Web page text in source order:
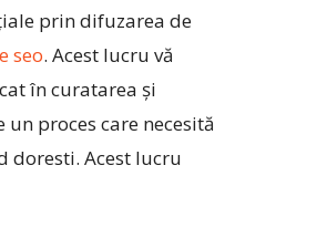
prin difuzarea de
seo. Acest lucru vă
în curatarea și
un proces care necesită
doresti. Acest lucru